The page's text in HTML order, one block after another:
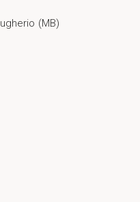
(MB)